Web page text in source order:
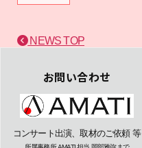
NEWS TOP
お問い合わせ
コンサート出演、取材のご依頼 等